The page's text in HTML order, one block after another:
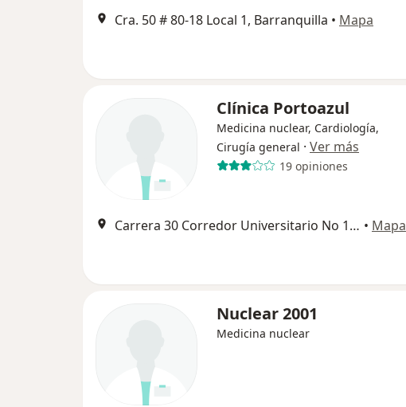
Cra. 50 # 80-18 Local 1, Barranquilla • Mapa
Clínica Portoazul
Medicina nuclear, Cardiología,
Cirugía general · Ver más
19 opiniones
Carrera 30 Corredor Universitario No 1 – 850, Puerto Colombia • Mapa
Nuclear 2001
Medicina nuclear